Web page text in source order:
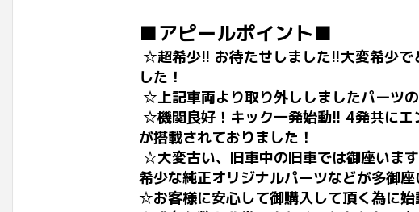
■アピールポイント■
☆超希少!! お待たせしました!!大変希少で
した！
☆上記車両より取り外ししましたパーツ
☆機関良好！キック一発始動!! 4発共にエ
が搭載されておりました！
☆大変古い、旧車中の旧車では御座いま
希少な純正オリジナルパーツなどが多御座
☆お客様に安心して御購入して頂く為に